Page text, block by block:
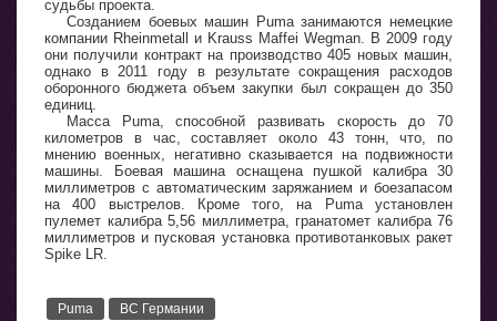
судьбы проекта.
Созданием боевых машин Puma занимаются немецкие
компании Rheinmetall и Krauss Maffei Wegman. В 2009 году
они получили контракт на производство 405 новых машин,
однако в 2011 году в результате сокращения расходов
оборонного бюджета объем закупки был сокращен до 350
единиц.
Масса Puma, способной развивать скорость до 70
километров в час, составляет около 43 тонн, что, по
мнению военных, негативно сказывается на подвижности
машины. Боевая машина оснащена пушкой калибра 30
миллиметров с автоматическим заряжанием и боезапасом
на 400 выстрелов. Кроме того, на Puma установлен
пулемет калибра 5,56 миллиметра, гранатомет калибра 76
миллиметров и пусковая установка противотанковых ракет
Spike LR.
Puma ВС Германии